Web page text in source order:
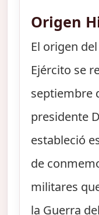
Origen
El origen
Ejército se
septiembre
presidente
estableció
de
militares
la Guerra